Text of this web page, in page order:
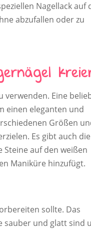
Nagellack auf
abzufallen oder zu
verwenden. Eine
einen eleganten und
Größen
Es gibt auch die
Steine auf den weißen
Maniküre hinzufügt.
sollte. Das
sauber und glatt sind